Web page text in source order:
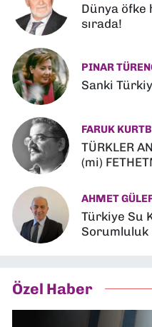
Dünya öfke
sırada!
PINAR
Sanki
FARUK
TÜRKLER
(mi)
AHMET
Türkiye Su
Sorumluluk
Özel Haber